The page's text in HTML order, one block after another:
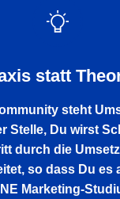
statt
steht
Stelle, Du wirst
durch die
so dass Du es
Marketing-